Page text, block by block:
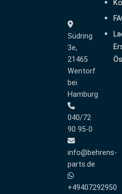
Südring
3e,
21465
Wentorf
bei
Hamburg
040/72
90 95-0
info@behrens-
parts.de
+49407292950